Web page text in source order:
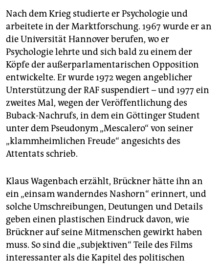
Nach dem Krieg studierte er Psychologie und
arbeitete in der Marktforschung. 1967 wurde er an
die Universität Hannover berufen, wo er
Psychologie lehrte und sich bald zu einem der
Köpfe der außerparlamentarischen Opposition
entwickelte. Er wurde 1972 wegen angeblicher
Unterstützung der RAF suspendiert – und 1977 ein
zweites Mal, wegen der Veröffentlichung des
Buback-Nachrufs, in dem ein Göttinger Student
unter dem Pseudonym „Mescalero“ von seiner
„klammheimlichen Freude“ angesichts des
Attentats schrieb.
Klaus Wagenbach erzählt, Brückner hätte ihn an
ein „einsam wanderndes Nashorn“ erinnert, und
solche Umschreibungen, Deutungen und Details
geben einen plastischen Eindruck davon, wie
Brückner auf seine Mitmenschen gewirkt haben
muss. So sind die „subjektiven“ Teile des Films
interessanter als die Kapitel des politischen